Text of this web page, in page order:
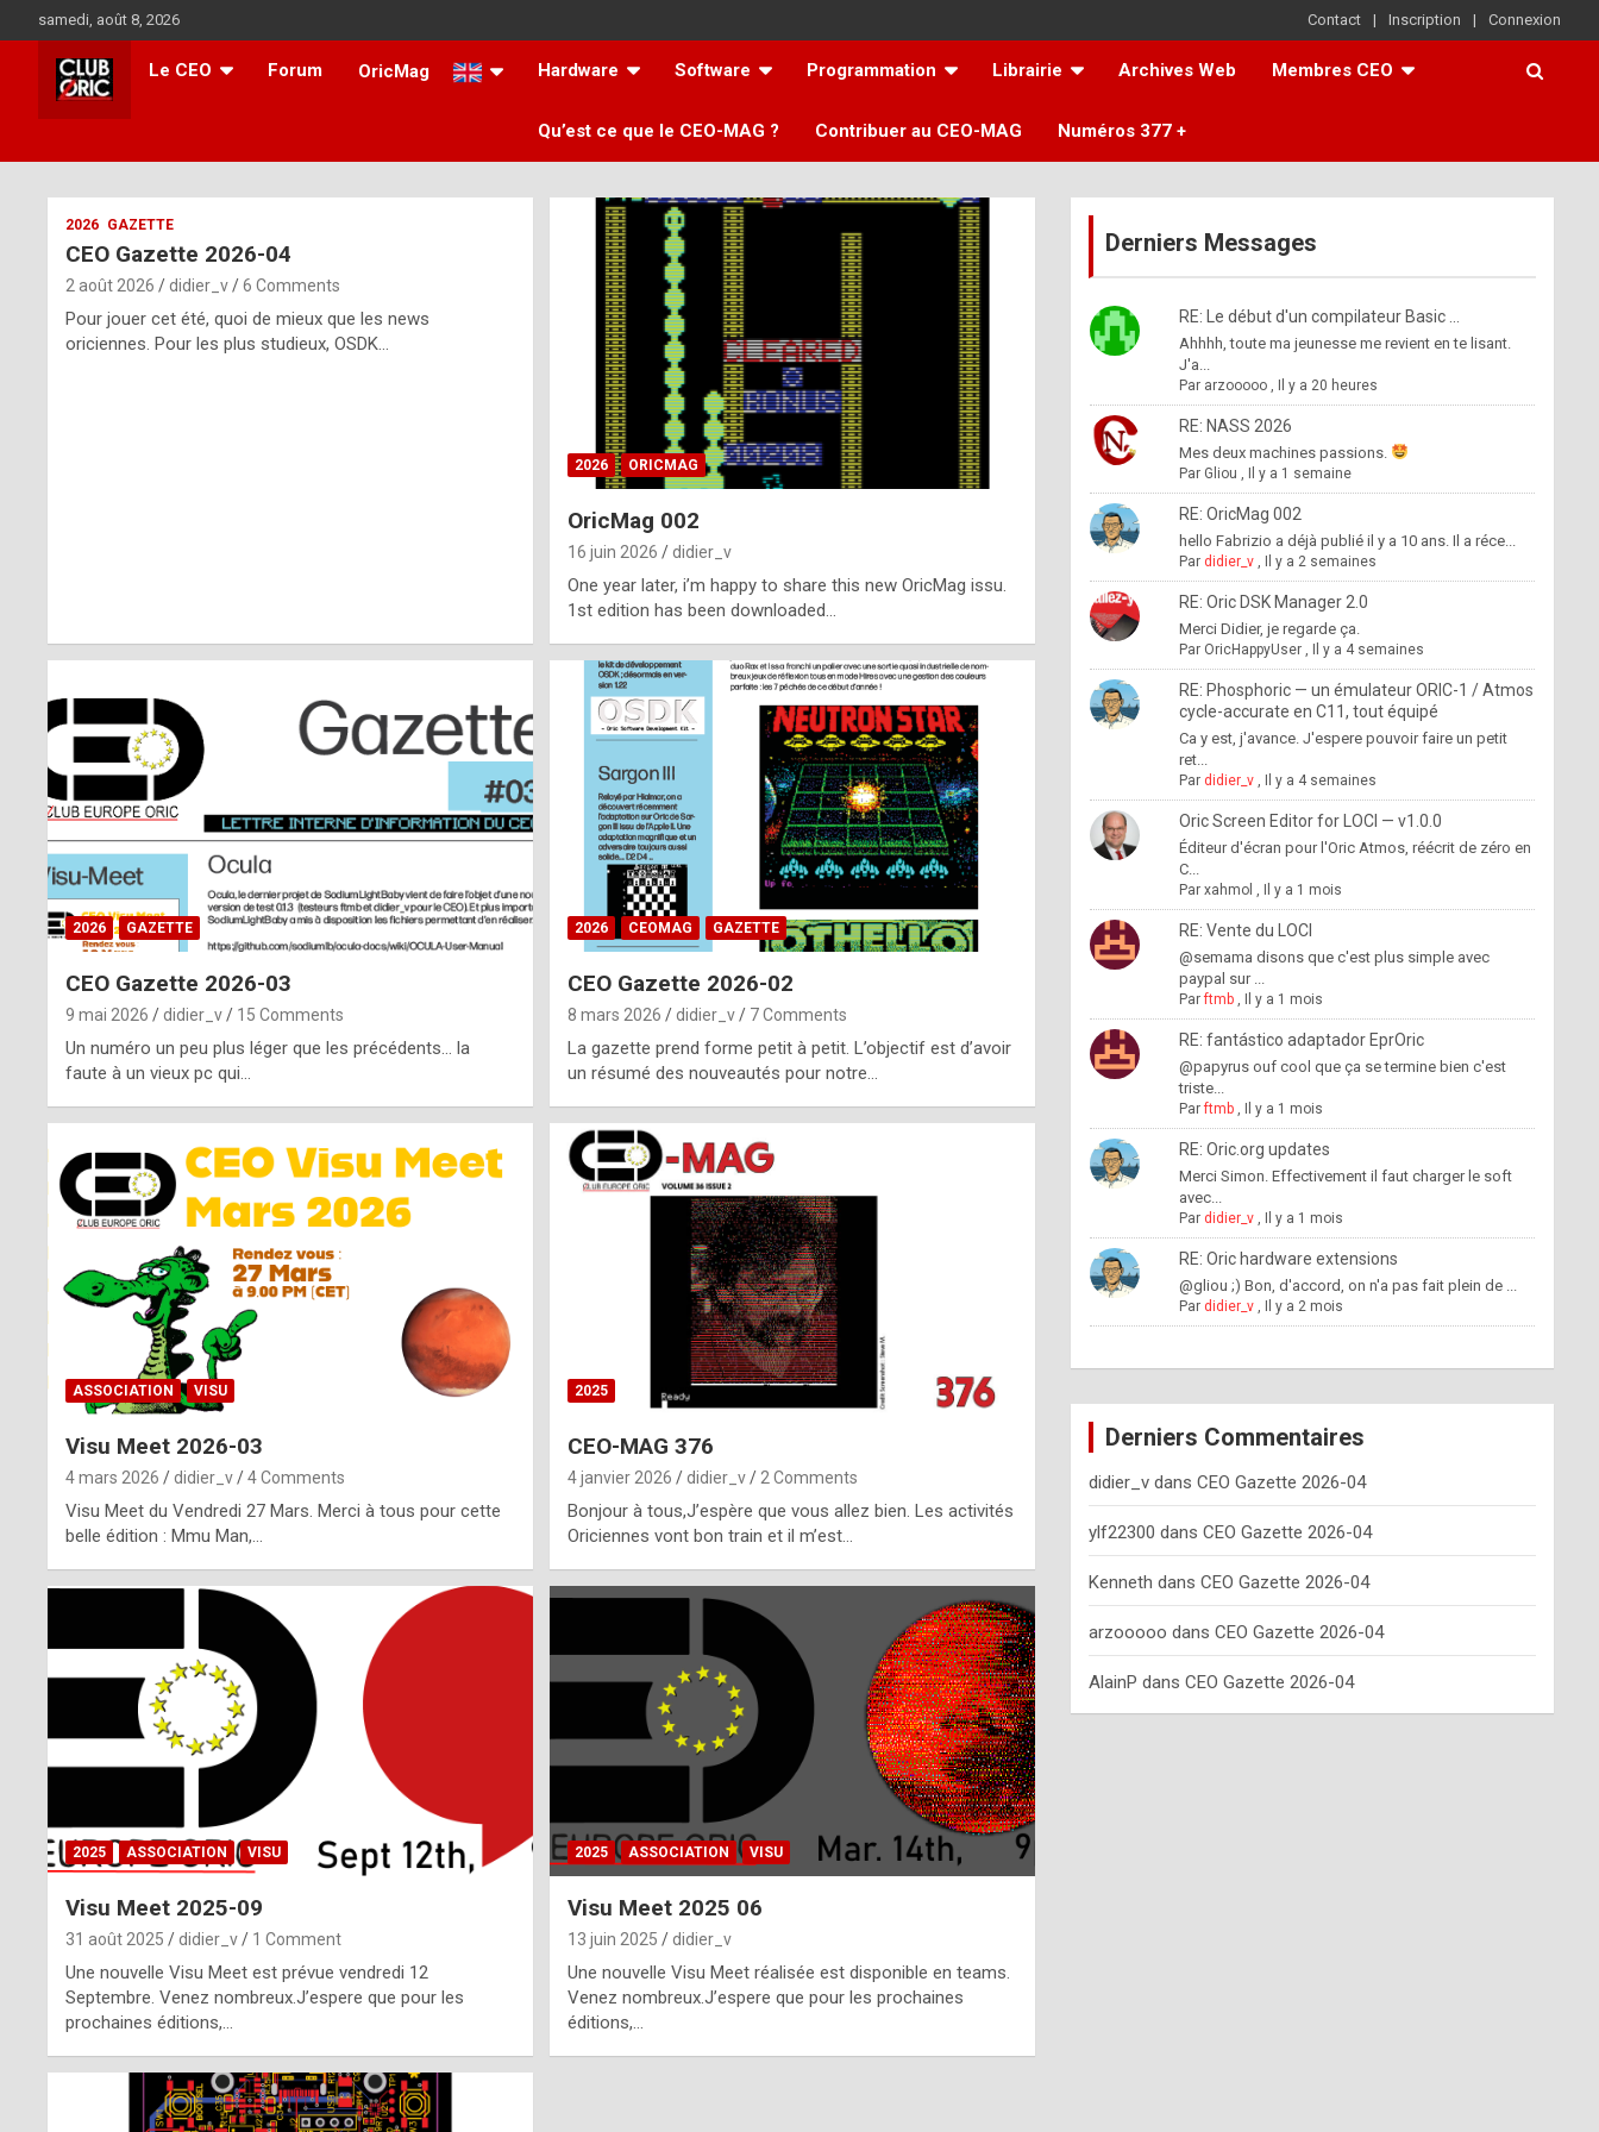
to
content
samedi, août 8, 2026 Contact Inscription Connexion
Le CEO Forum OricMag Hardware Software Programmation Librairie Archives Web Membres CEO
Qu’est ce que le CEO-MAG ? Contribuer au CEO-MAG Numéros 377 +
ff
m
2026 GAZETTE
CEO Gazette 2026-04
2 août 2026 didier_v 6 Comments
Pour jouer cet été, quoi de mieux que les news
oriciennes. Pour les plus studieux, OSDK…
2026 ORICMAG
OricMag 002
16 juin 2026 didier_v
One year later, i’m happy to share this new OricMag issu.
1st edition has been downloaded…
2026 GAZETTE
CEO Gazette 2026-03
9 mai 2026 didier_v 15 Comments
Un numéro un peu plus léger que les précédents… la
faute à un vieux pc qui…
2026 CEOMAG GAZETTE
CEO Gazette 2026-02
8 mars 2026 didier_v 7 Comments
La gazette prend forme petit à petit. L’objectif est d’avoir
un résumé des nouveautés pour notre…
ASSOCIATION VISU
Visu Meet 2026-03
4 mars 2026 didier_v 4 Comments
Visu Meet du Vendredi 27 Mars. Merci à tous pour cette
belle édition : Mmu Man,…
2025
CEO-MAG 376
4 janvier 2026 didier_v 2 Comments
Bonjour à tous,J’espère que vous allez bien. Les activités
Oriciennes vont bon train et il m’est…
2025 ASSOCIATION VISU
Visu Meet 2025-09
31 août 2025 didier_v 1 Comment
Une nouvelle Visu Meet est prévue vendredi 12
Septembre. Venez nombreux.J’espere que pour les
prochaines éditions,…
2025 ASSOCIATION VISU
Visu Meet 2025 06
13 juin 2025 didier_v
Une nouvelle Visu Meet réalisée est disponible en teams.
Venez nombreux.J’espere que pour les prochaines
éditions,…
Derniers Messages
RE: Le début d'un compilateur Basic ...
Ahhhh, toute ma jeunesse me revient en te lisant.
J'a...
Par arzooooo, Il y a 20 heures
RE: NASS 2026
Mes deux machines passions.
Par Gliou , Il y a 1 semaine
RE: OricMag 002
hello Fabrizio a déjà publié il y a 10 ans. Il a réce...
Par didier_v, Il y a 2 semaines
RE: Oric DSK Manager 2.0
Merci Didier, je regarde ça.
Par OricHappyUser, Il y a 4 semaines
RE: Phosphoric — un émulateur ORIC-1 / Atmos
cycle-accurate en C11, tout équipé
Ca y est, j'avance. J'espere pouvoir faire un petit
ret...
Par didier_v, Il y a 4 semaines
Oric Screen Editor for LOCI — v1.0.0
Éditeur d'écran pour l'Oric Atmos, réécrit de zéro en
C...
Par xahmol , Il y a 1 mois
RE: Vente du LOCI
@semama disons que c'est plus simple avec
paypal sur ...
Parftmb, Il y a 1 mois
RE: fantástico adaptador EprOric
@papyrus ouf cool que ça se termine bien c'est
triste...
Parftmb, Il y a 1 mois
RE: Oric.org updates
Merci Simon. Effectivement il faut charger le soft
avec...
Par didier_v, Il y a 1 mois
RE: Oric hardware extensions
@gliou ;) Bon, d'accord, on n'a pas fait plein de ...
Par didier_v, Il y a 2 mois
Derniers Commentaires
didier_vdans CEO Gazette 2026-04
ylf22300 dans CEO Gazette 2026-04
Kenneth dans CEO Gazette 2026-04
arzooooo dans CEO Gazette 2026-04
AlainP dans CEO Gazette 2026-04